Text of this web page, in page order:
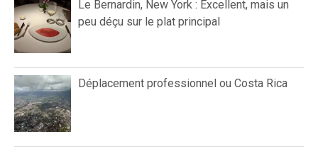
Le Bernardin, New York : Excellent, mais un
peu déçu sur le plat principal
Déplacement professionnel ou Costa Rica